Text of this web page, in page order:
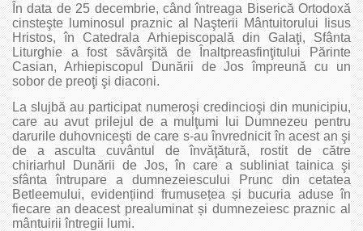
În data de 25 decembrie, când întreaga Biserică Ortodoxă
cinsteşte luminosul praznic al Naşterii Mântuitorului Iisus
Hristos, în Catedrala Arhiepiscopală din Galaţi, Sfânta
Liturghie a fost săvârşită de Înaltpreasfinţitului Părinte
Casian, Arhiepiscopul Dunării de Jos împreună cu un
sobor de preoţi şi diaconi.
La slujbă au participat numeroşi credincioşi din municipiu,
care au avut prilejul de a mulţumi lui Dumnezeu pentru
darurile duhovniceşti de care s-au învrednicit în acest an şi
de a asculta cuvântul de învăţătură, rostit de către
chiriarhul Dunării de Jos, în care a subliniat tainica şi
sfânta întrupare a dumnezeiescului Prunc din cetatea
Betleemului, evidențiind frumusețea și bucuria aduse în
fiecare an deacest prealuminat și dumnezeiesc praznic al
mântuirii întregii lumi.